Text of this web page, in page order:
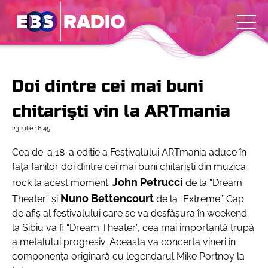
Doi dintre cei mai buni
chitarişti vin la ARTmania
23 iulie 16:45
Cea de-a 18-a ediţie a Festivalului ARTmania aduce în
faţa fanilor doi dintre cei mai buni chitarişti din muzica
rock la acest moment: John Petrucci de la “Dream
Theater” şi Nuno Bettencourt de la “Extreme”. Cap
de afiş al festivalului care se va desfăşura în weekend
la Sibiu va fi “Dream Theater”, cea mai importantă trupă
a metalului progresiv. Aceasta va concerta vineri în
componenţa originară cu legendarul Mike Portnoy la